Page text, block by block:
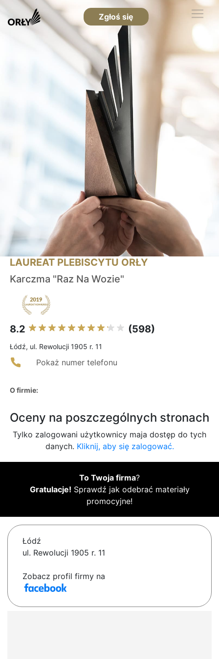
Zgłoś się
LAUREAT PLEBISCYTU ORŁY
Karczma "Raz Na Wozie"
8.2 (598)
Łódź, ul. Rewolucji 1905 r. 11
Pokaż numer telefonu
O firmie:
Oceny na poszczególnych stronach
Tylko zalogowani użytkownicy maja dostęp do tych
danych. Kliknij, aby się zalogować.
To Twoja firma?
Gratulacje! Sprawdź jak odebrać materiały
promocyjne!
Łódź
ul. Rewolucji 1905 r. 11
Zobacz profil firmy na